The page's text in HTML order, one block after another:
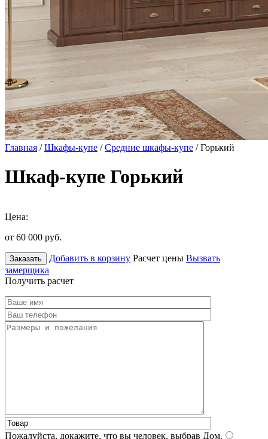
Главная /Шкафы-купе /Средние шкафы-купе / Горький
Шкаф-купе Горький
Цена:
от 60 000 руб.
Заказать Добавить в корзину Расчет цены Вызвать
замерщика
Получить расчет
Пожалуйста, докажите, что вы человек, выбрав Дом.